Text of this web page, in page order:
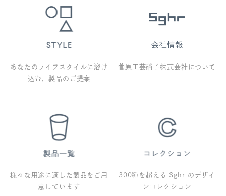
あなたのライフスタイルに溶け
込む、製品のご提案
菅原工芸硝子株式会社について
様々な用途に適した製品をご用
意しています
300種を超える Sghr のデザイ
ンコレクション